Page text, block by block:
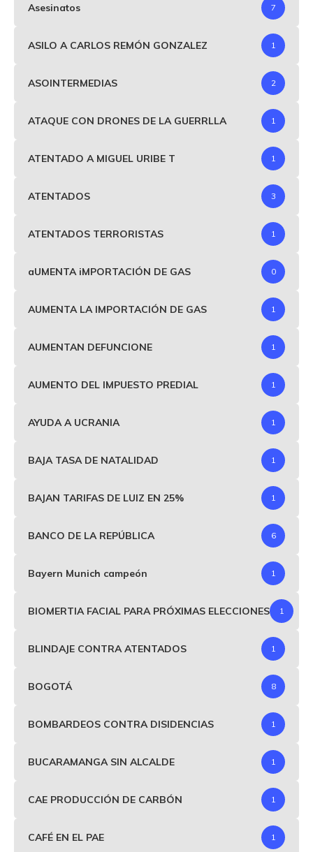
Asesinatos 7
ASILO A CARLOS REMÓN GONZALEZ 1
ASOINTERMEDIAS 2
ATAQUE CON DRONES DE LA GUERRLLA 1
ATENTADO A MIGUEL URIBE T 1
ATENTADOS 3
ATENTADOS TERRORISTAS 1
aUMENTA iMPORTACIÓN DE GAS 0
AUMENTA LA IMPORTACIÓN DE GAS 1
AUMENTAN DEFUNCIONE 1
AUMENTO DEL IMPUESTO PREDIAL 1
AYUDA A UCRANIA 1
BAJA TASA DE NATALIDAD 1
BAJAN TARIFAS DE LUIZ EN 25% 1
BANCO DE LA REPÚBLICA 6
Bayern Munich campeón 1
BIOMERTIA FACIAL PARA PRÓXIMAS ELECCIONES 1
BLINDAJE CONTRA ATENTADOS 1
BOGOTÁ 8
BOMBARDEOS CONTRA DISIDENCIAS 1
BUCARAMANGA SIN ALCALDE 1
CAE PRODUCCIÓN DE CARBÓN 1
CAFÉ EN EL PAE 1